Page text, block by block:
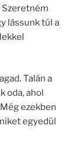
Szeretném
lássunk túl a
Talán a
oda, ahol
ezekben
egyedül